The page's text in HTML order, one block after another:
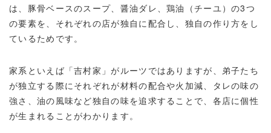
は、豚骨ベースのスープ、醤油ダレ、鶏油（チーユ）の3つ
の要素を、それぞれの店が独自に配合し、独自の作り方をし
ているためです。
家系といえば「吉村家」がルーツではありますが、弟子たち
が独立する際にそれぞれが材料の配合や火加減、タレの味の
強さ、油の風味など独自の味を追求することで、各店に個性
が生まれることがわかります。